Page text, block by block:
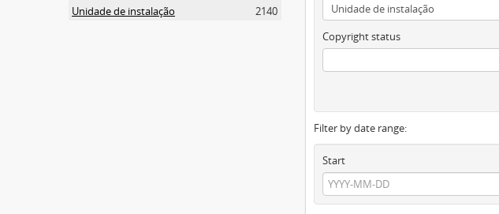
Unidade de instalação
2140
Copyright status
Filter by date range:
Start